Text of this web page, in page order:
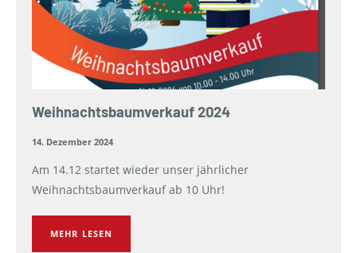
Weihnachtsbaumverkauf 2024
14. Dezember 2024
Am 14.12 startet wieder unser jährlicher
Weihnachtsbaumverkauf ab 10 Uhr!
MEHR LESEN